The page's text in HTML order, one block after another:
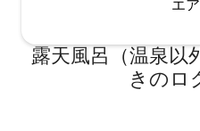
エ
露天風呂（温泉以
きのロ